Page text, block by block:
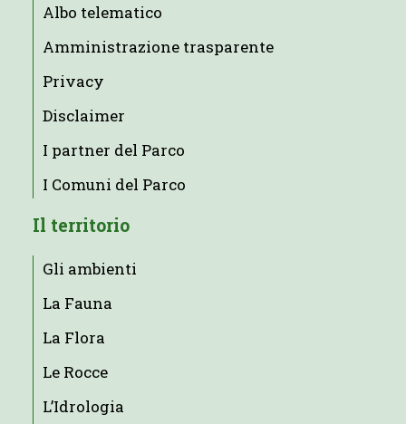
Albo telematico
Amministrazione trasparente
Privacy
Disclaimer
I partner del Parco
I Comuni del Parco
Il territorio
Gli ambienti
La Fauna
La Flora
Le Rocce
L’Idrologia